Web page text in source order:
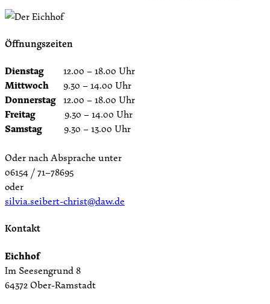
Öffnungszeiten
Dienstag 12.00 – 18.00 Uhr
Mittwoch 9.30 – 14.00 Uhr
Donnerstag 12.00 – 18.00 Uhr
Freitag 9.30 – 14.00 Uhr
Samstag 9.30 – 13.00 Uhr
Oder nach Absprache unter
06154 / 71–78695
oder
silvia.seibert-christ@daw.de
Kontakt
Eichhof
Im Seesengrund 8
64372 Ober-Ramstadt